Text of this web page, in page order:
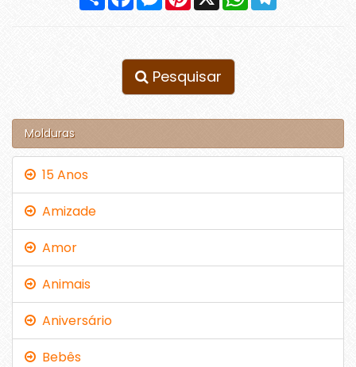
Pesquisar
Molduras
15 Anos
Amizade
Amor
Animais
Aniversário
Bebês